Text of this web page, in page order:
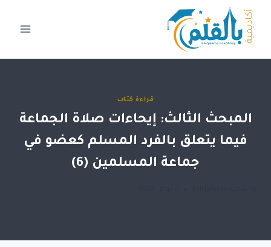
التجاوز
المحتوى
قراءة كتاب
المبحث الثالث: إيحاءات صلاة الجماعة
فيما يتعلق بالفرد المسلم كعضو في
جماعة المسلمين (6)